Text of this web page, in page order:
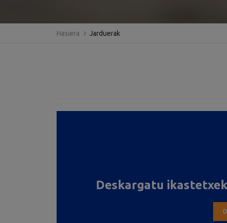
Hasiera Jarduerak
Deskargatu